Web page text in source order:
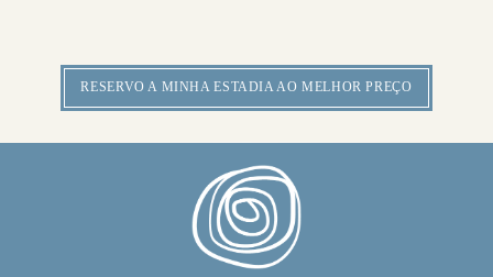
RESERVO A MINHA ESTADIA AO MELHOR PREÇO